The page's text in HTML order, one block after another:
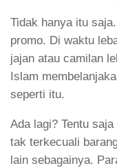
Tidak hanya itu
promo. Di waktu
jajan atau camilan
Islam
seperti itu.
Ada lagi? Tentu
tak terkecuali
lain sebagainya.